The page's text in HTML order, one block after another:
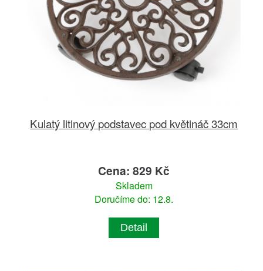
Kulatý litinový podstavec pod květináč 33cm
Cena: 829 Kč
Skladem
Doručíme do: 12.8.
Detail